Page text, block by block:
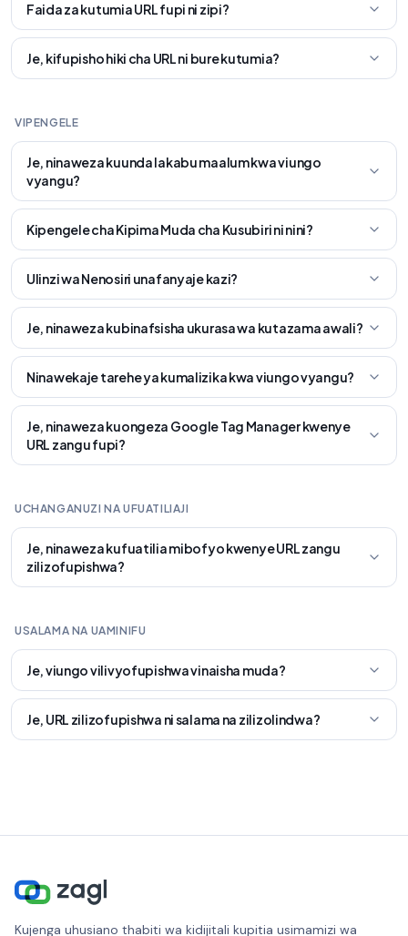
Faida za kutumia URL fupi ni zipi?
Je, kifupisho hiki cha URL ni bure kutumia?
VIPENGELE
Je, ninaweza kuunda lakabu maalum kwa viungo
vyangu?
Kipengele cha Kipima Muda cha Kusubiri ni nini?
Ulinzi wa Nenosiri unafanyaje kazi?
Je, ninaweza kubinafsisha ukurasa wa kutazama awali?
Ninawekaje tarehe ya kumalizika kwa viungo vyangu?
Je, ninaweza kuongeza Google Tag Manager kwenye
URL zangu fupi?
UCHANGANUZI NA UFUATILIAJI
Je, ninaweza kufuatilia mibofyo kwenye URL zangu
zilizofupishwa?
USALAMA NA UAMINIFU
Je, viungo vilivyofupishwa vinaisha muda?
Je, URL zilizofupishwa ni salama na zilizolindwa?
Kujenga uhusiano thabiti wa kidijitali kupitia usimamizi wa